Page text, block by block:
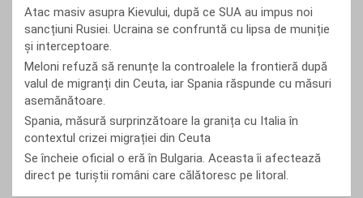
Atac masiv asupra Kievului, după ce SUA au impus noi
sancțiuni Rusiei. Ucraina se confruntă cu lipsa de muniție
și interceptoare.
Meloni refuză să renunțe la controalele la frontieră după
valul de migranți din Ceuta, iar Spania răspunde cu măsuri
asemănătoare.
Spania, măsură surprinzătoare la granița cu Italia în
contextul crizei migrației din Ceuta
Se încheie oficial o eră în Bulgaria. Aceasta îi afectează
direct pe turiștii români care călătoresc pe litoral.